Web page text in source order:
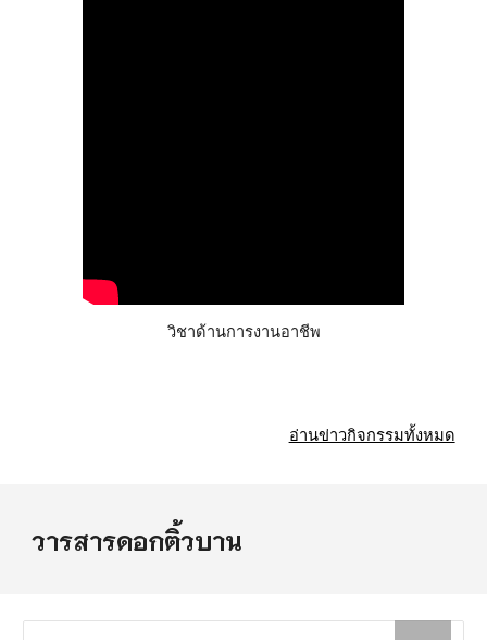
วิชาด้านการงานอาชีพ
อ่านข่าวกิจกรรมทั้งหมด
วารสารดอกติ้วบาน